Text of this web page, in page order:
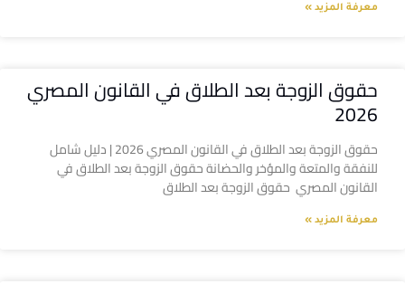
معرفة المزيد »
حقوق الزوجة بعد الطلاق في القانون المصري
2026
حقوق الزوجة بعد الطلاق في القانون المصري 2026 | دليل شامل
للنفقة والمتعة والمؤخر والحضانة حقوق الزوجة بعد الطلاق في
القانون المصري حقوق الزوجة بعد الطلاق
معرفة المزيد »